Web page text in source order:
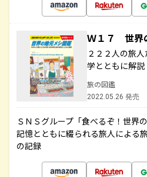
Ｗ１７ 世界
２２２人の旅
学とともに解説
旅の図鑑
2022.05.26 発売
ＳＮＳグループ「食べるぞ！世界
記憶とともに綴られる旅人による
の記録